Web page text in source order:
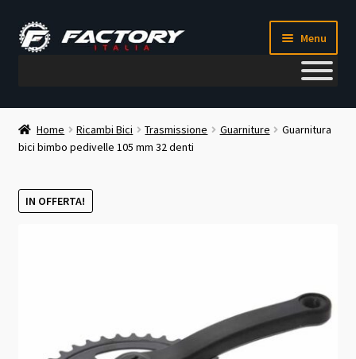
Vai
alla
Vai
al
Menu
Il mio account
Metodi di pagamento
Chi siamo
Home Ricambi Bici Trasmissione Guarniture
Guarnitura
bici bimbo pedivelle 105 mm 32 denti
IN OFFERTA!